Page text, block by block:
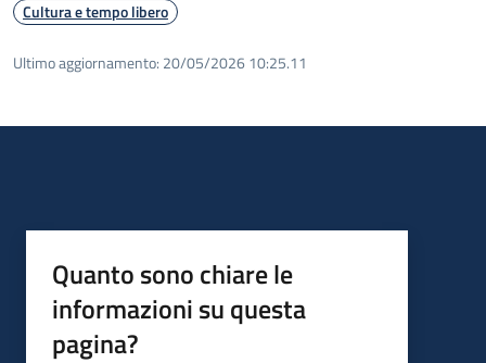
Cultura e tempo libero
Ultimo aggiornamento: 20/05/2026 10:25.11
Quanto sono chiare le
informazioni su questa
pagina?